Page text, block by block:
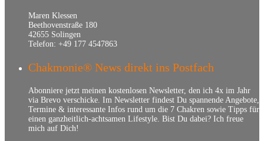
Maren Klessen
Beethovenstraße 180
42655 Solingen
Telefon: +49 177 4547863
Chakmonie® News direkt ins Postfach
Abonniere jetzt meinen kostenlosen Newsletter, den ich 4x im Jahr
via Brevo verschicke. Im Newsletter findest Du spannende Angebote,
Termine & interessante Infos rund um die 7 Chakren sowie Tipps für
einen ganzheitlich-achtsamen Lifestyle. Bist Du dabei? Ich freue
mich auf Dich!